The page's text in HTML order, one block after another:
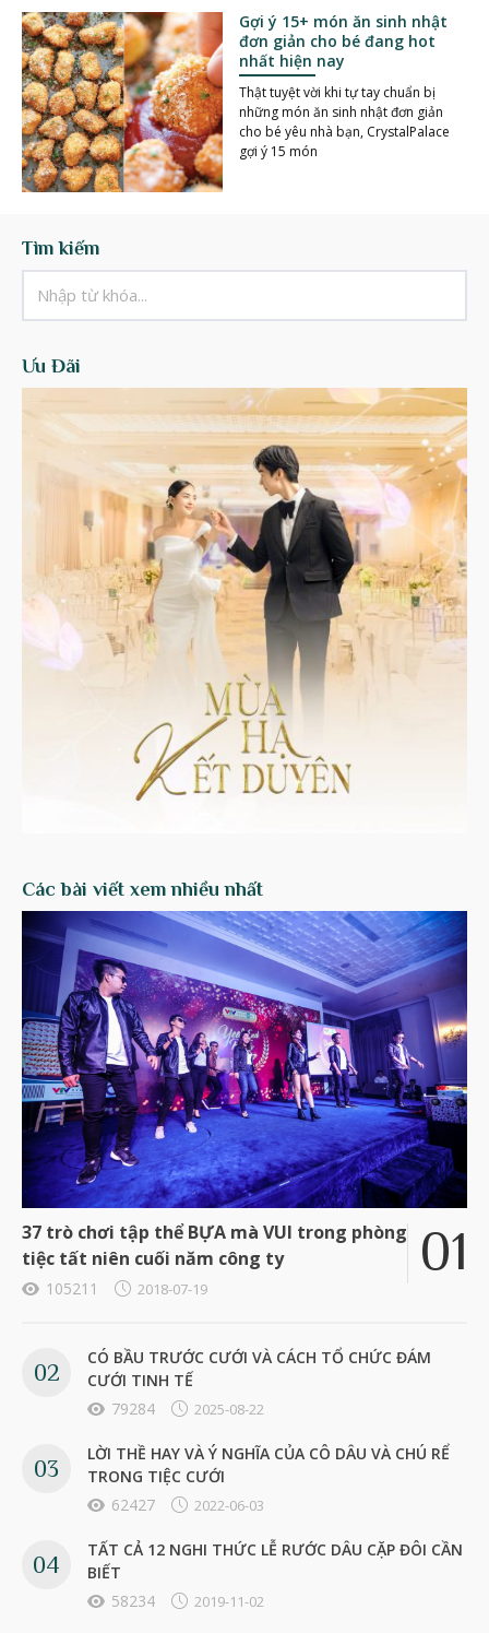
Gợi ý 15+ món ăn sinh nhật
đơn giản cho bé đang hot
nhất hiện nay
Thật tuyệt vời khi tự tay chuẩn bị
những món ăn sinh nhật đơn giản
cho bé yêu nhà bạn, CrystalPalace
gợi ý 15 món
Tìm kiếm
Ưu Đãi
Các bài viết xem nhiều nhất
37 trò chơi tập thể BỰA mà VUI trong phòng
tiệc tất niên cuối năm công ty
105211 2018-07-19
CÓ BẦU TRƯỚC CƯỚI VÀ CÁCH TỔ CHỨC ĐÁM
CƯỚI TINH TẾ
79284
2025-08-22
LỜI THỀ HAY VÀ Ý NGHĨA CỦA CÔ DÂU VÀ CHÚ RỂ
TRONG TIỆC CƯỚI
62427
2022-06-03
TẤT CẢ 12 NGHI THỨC LỄ RƯỚC DÂU CẶP ĐÔI CẦN
BIẾT
58234
2019-11-02